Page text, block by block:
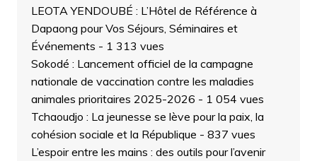
LEOTA YENDOUBÉ : L’Hôtel de Référence à
Dapaong pour Vos Séjours, Séminaires et
Événements - 1 313 vues
Sokodé : Lancement officiel de la campagne
nationale de vaccination contre les maladies
animales prioritaires 2025-2026 - 1 054 vues
Tchaoudjo : La jeunesse se lève pour la paix, la
cohésion sociale et la République - 837 vues
L’espoir entre les mains : des outils pour l’avenir